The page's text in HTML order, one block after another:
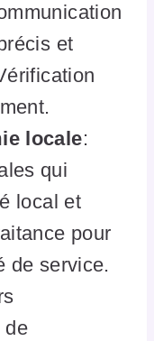
et
locale:
qui
local et
pour
de service.
de